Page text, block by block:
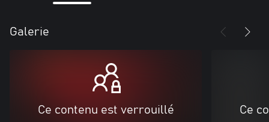
Galerie
Ce contenu est verrouillé Ce